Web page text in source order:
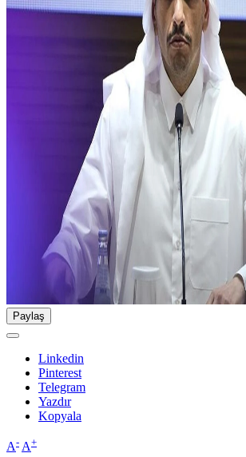
Paylaş
Linkedin
Pinterest
Telegram
Yazdır
Kopyala
A- A+